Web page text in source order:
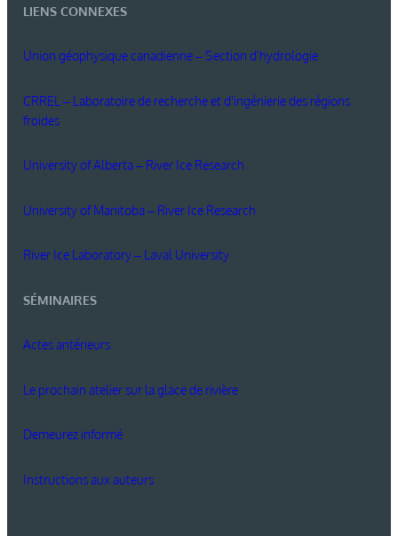
LIENS CONNEXES
Union géophysique canadienne – Section d'hydrologie
CRREL – Laboratoire de recherche et d'ingénierie des régions
froides
University of Alberta – River Ice Research
University of Manitoba – River Ice Research
River Ice Laboratory – Laval University
SÉMINAIRES
Actes antérieurs
Le prochain atelier sur la glace de rivière
Demeurez informé
Instructions aux auteurs